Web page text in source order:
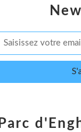
Parc